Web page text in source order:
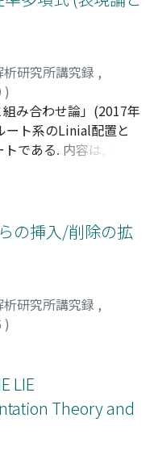
研究所講究録 ,
)
シナガ, マサヒコ
み合わせ論」(2017年
ト系のLinial配置と
である. 内容は, 超平
合)に対する特性準多
基本
示する公式の紹介, 最
して得られる, 特性
のトーラス配置にお
の挿入/削除の拡
研究所講究録 ,
)
LIE
Theory and